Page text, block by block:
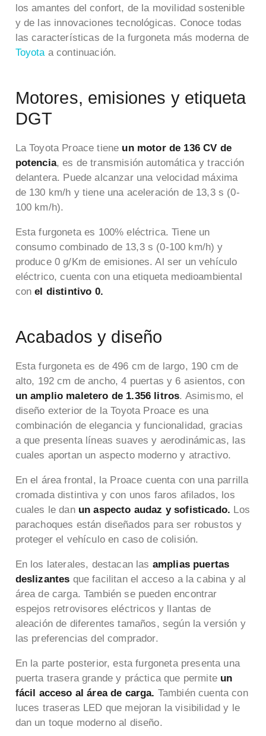
los amantes del confort, de la movilidad sostenible
y de las innovaciones tecnológicas. Conoce todas
las características de la furgoneta más moderna de
Toyota a continuación.
Motores, emisiones y etiqueta
DGT
La Toyota Proace tiene un motor de 136 CV de
potencia, es de transmisión automática y tracción
delantera. Puede alcanzar una velocidad máxima
de 130 km/h y tiene una aceleración de 13,3 s (0-
100 km/h).
Esta furgoneta es 100% eléctrica. Tiene un
consumo combinado de 13,3 s (0-100 km/h) y
produce 0 g/Km de emisiones. Al ser un vehículo
eléctrico, cuenta con una etiqueta medioambiental
conel distintivo 0.
Acabados y diseño
Esta furgoneta es de 496 cm de largo, 190 cm de
alto, 192 cm de ancho, 4 puertas y 6 asientos, con
un amplio maletero de 1.356 litros. Asimismo, el
diseño exterior de la Toyota Proace es una
combinación de elegancia y funcionalidad, gracias
a que presenta líneas suaves y aerodinámicas, las
cuales aportan un aspecto moderno y atractivo.
En el área frontal, la Proace cuenta con una parrilla
cromada distintiva y con unos faros afilados, los
cuales le dan un aspecto audaz y sofisticado. Los
parachoques están diseñados para ser robustos y
proteger el vehículo en caso de colisión.
En los laterales, destacan las amplias puertas
deslizantes que facilitan el acceso a la cabina y al
área de carga. También se pueden encontrar
espejos retrovisores eléctricos y llantas de
aleación de diferentes tamaños, según la versión y
las preferencias del comprador.
En la parte posterior, esta furgoneta presenta una
puerta trasera grande y práctica que permite un
fácil acceso al área de carga. También cuenta con
luces traseras LED que mejoran la visibilidad y le
dan un toque moderno al diseño.